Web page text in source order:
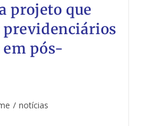
projeto que
pós-
/ notícias